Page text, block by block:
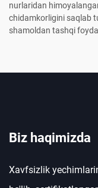
nurlaridan
chidamkorligini saqlab
shamoldan tashqi
Biz haqimizda
Xavfsizlik